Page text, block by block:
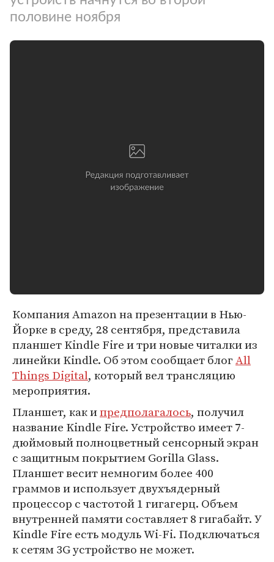
половине ноября
Компания Amazon на презентации в Нью-
Йорке в среду, 28 сентября, представила
планшет Kindle Fire и три новые читалки из
линейки Kindle. Об этом сообщает блогAll
Things Digital, который вел трансляцию
мероприятия.
Планшет, как ипредполагалось, получил
название Kindle Fire. Устройство имеет 7-
дюймовый полноцветный сенсорный экран
с защитным покрытием Gorilla Glass.
Планшет весит немногим более 400
граммов и использует двухъядерный
процессор с частотой 1 гигагерц. Объем
внутренней памяти составляет 8 гигабайт. У
Kindle Fire есть модуль Wi-Fi. Подключаться
к сетям 3G устройство не может.